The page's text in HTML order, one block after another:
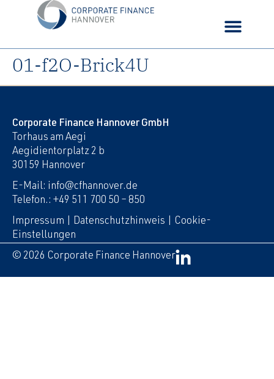
01-f2O-Brick4U
Corporate Finance Hannover GmbH
Torhaus am Aegi
Aegidientorplatz 2 b
30159 Hannover
E-Mail: info@cfhannover.de
Telefon.: +49 511 700 50 – 850
Impressum
Datenschutzhinweis
Cookie-
Einstellungen
© 2026 Corporate Finance Hannover